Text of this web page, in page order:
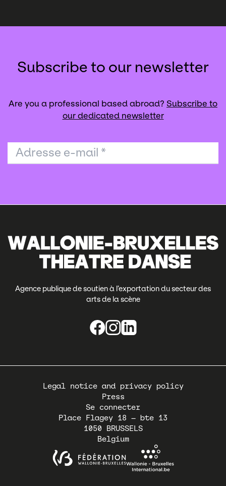
Subscribe to our newsletter
Are you a professional based abroad? Subscribe to
our dedicated newsletter
Adresse e-mail *
Agence publique de soutien à l’exportation du secteur des
arts de la scène
Pied
Legal notice and privacy policy
Press
Se connecter
Place Flagey 18 – bte 13
1050
BRUSSELS
Belgium